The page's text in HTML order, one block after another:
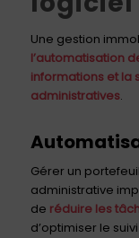
Une gestion
l’automatisation
informations et la
administratives.
Gérer un
administrative
de réduire les
d’optimiser le